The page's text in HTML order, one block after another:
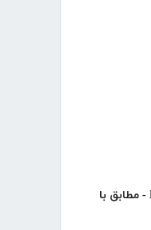
دانلود کتاب جزوه آموزشی Excel 2007 - مطابق با